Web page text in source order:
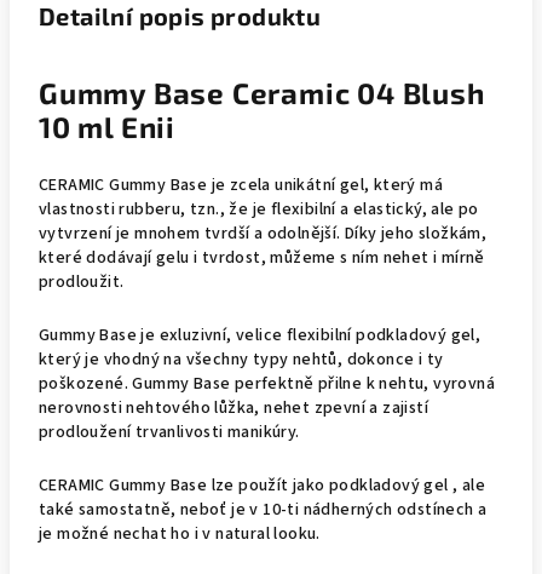
Detailní popis produktu
Gummy Base Ceramic 04 Blush
10 ml Enii
CERAMIC Gummy Base je zcela unikátní gel, který má
vlastnosti rubberu, tzn., že je flexibilní a elastický, ale po
vytvrzení je mnohem tvrdší a odolnější. Díky jeho složkám,
které dodávají gelu i tvrdost, můžeme s ním nehet i mírně
prodloužit.
GummyBase je exluzivní, velice flexibilní podkladový gel,
který je vhodný na všechny typy nehtů, dokonce i ty
poškozené. Gummy Base perfektně přilne k nehtu, vyrovná
nerovnosti nehtového lůžka, nehet zpevní a zajistí
prodloužení trvanlivosti manikúry.
CERAMIC Gummy Base lze použít jako podkladový gel , ale
také samostatně, neboť je v 10-ti nádherných odstínech a
je možné nechat ho i v natural looku.